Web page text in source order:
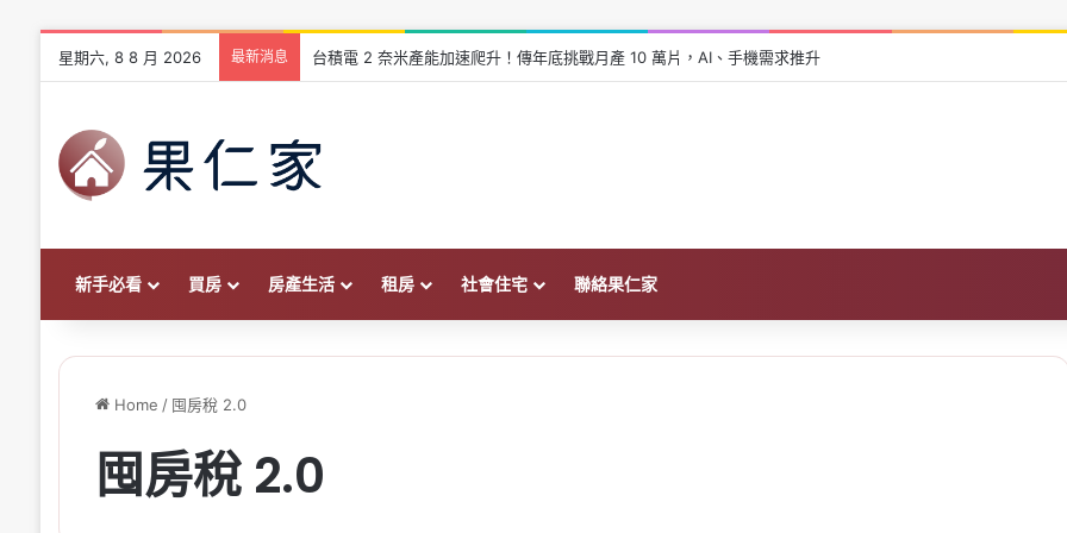
星期六, 8 8 月 2026 最新消息 台積電 2 奈米產能加速爬升！傳年底挑戰月產 10 萬片，AI、手機需求推升
新手必看 買房 房產生活 租房 社會住宅 聯絡果仁家
Home / 囤房稅 2.0
囤房稅 2.0